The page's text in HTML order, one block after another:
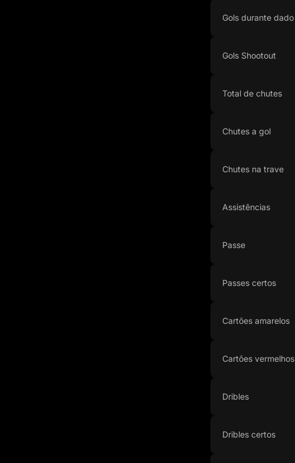
Gols durante dado
Gols Shootout
Total de chutes
Chutes a gol
Chutes na trave
Assistências
Passe
Passes certos
Cartões amarelos
Cartões vermelhos
Dribles
Dribles certos